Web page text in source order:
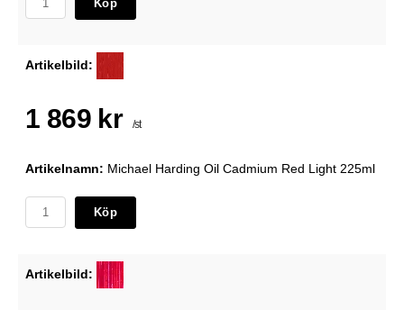
Köp
Artikelbild:
1 869 kr /st
Artikelnamn: Michael Harding Oil Cadmium Red Light 225ml
Köp
Artikelbild: